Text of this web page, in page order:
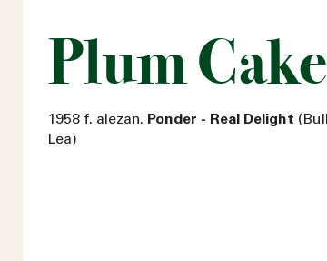
Plum Cake
1958 f. alezan. Ponder - Real Delight (Bull
Lea)